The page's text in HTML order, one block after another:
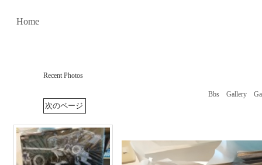
Home
Recent Photos
Bbs Gallery